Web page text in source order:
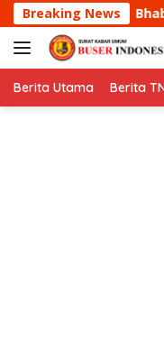
Langsung
ke
konten
Breaking News
Desa Sukamukti
Berita Utama Berita